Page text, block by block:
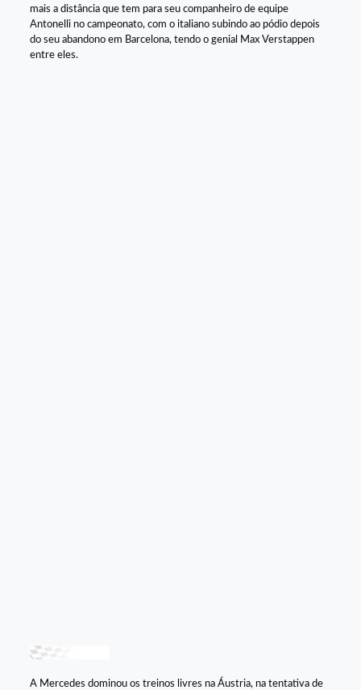
mais a distância que tem para seu companheiro de equipe
Antonelli no campeonato, com o italiano subindo ao pódio depois
do seu abandono em Barcelona, tendo o genial Max Verstappen
entre eles.
A Mercedes dominou os treinos livres na Áustria, na tentativa de